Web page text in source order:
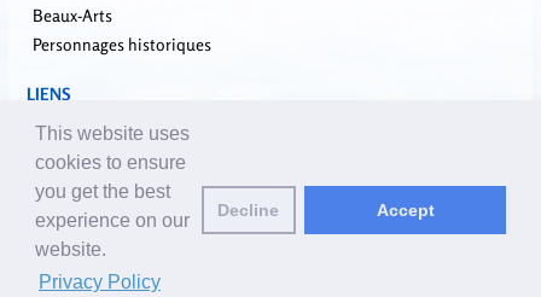
Beaux-Arts
Personnages historiques
LIENS
falundafa.org
faluninfo.net
minghui.org
pureinsight.org
Email des éditeurs:editor_fr@yuanming.net
This website uses
cookies to ensure
you get the best
experience on our
website.
Privacy Policy
Decline Accept